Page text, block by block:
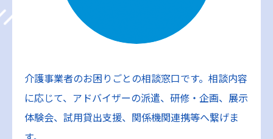
介護事業者のお困りごとの相談窓口です。相談内容
に応じて、アドバイザーの派遣、研修・企画、展示
体験会、試用貸出支援、関係機関連携等へ繋げま